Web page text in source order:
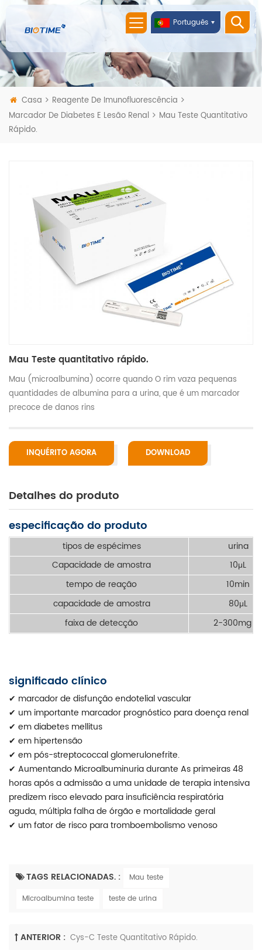
Português
Casa
Reagente De Imunofluorescência
Marcador De Diabetes E Lesão Renal
Mau Teste Quantitativo
Rápido.
Mau Teste quantitativo rápido.
Mau (microalbumina) ocorre quando O rim vaza pequenas
quantidades de albumina para a urina, que é um marcador
precoce de danos rins
INQUÉRITO AGORA DOWNLOAD
Detalhes do produto
especificação do produto
tipos de espécimes
urina
Capacidade de amostra
10μL
tempo de reação
10min
capacidade de amostra
80μL
faixa de detecção
2-300mg / l
significado clínico
✔ marcador de disfunção endotelial vascular
✔ um importante marcador prognóstico para doença renal
✔ em diabetes mellitus
✔ em hipertensão
✔ em pós-streptococcal glomerulonefrite.
✔ Aumentando Microalbuminuria durante As primeiras 48
horas após a admissão a uma unidade de terapia intensiva
predizem risco elevado para insuficiência respiratória
aguda, múltipla falha de órgão e mortalidade geral
✔ um fator de risco para tromboembolismo venoso
TAGS RELACIONADAS. :
Mau teste
Microalbumina teste
teste de urina
ANTERIOR : Cys-C Teste Quantitativo Rápido.